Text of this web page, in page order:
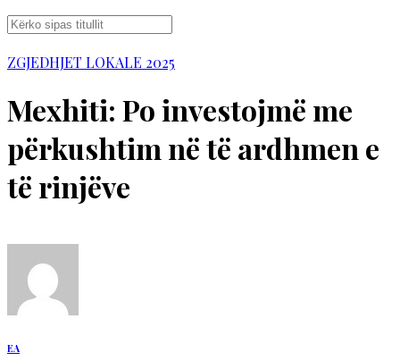
ZGJEDHJET LOKALE 2025
Mexhiti: Po investojmë me
përkushtim në të ardhmen e
të rinjëve
EA